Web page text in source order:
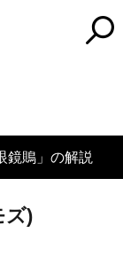
鏡鵙」の解説
ズ)